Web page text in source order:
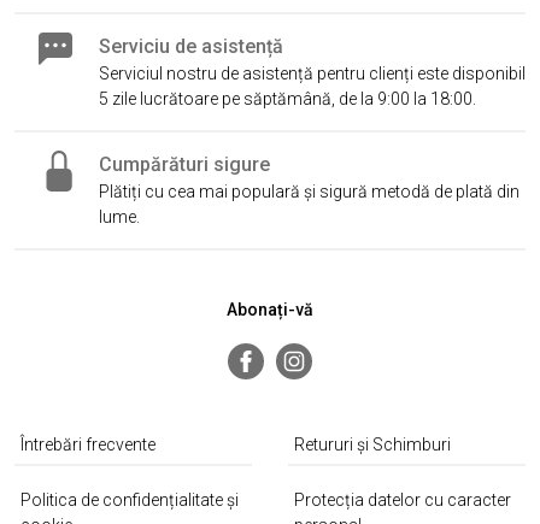
Întrebări frecvente Retururi și Schimburi
Politica de confidențialitate și
Protecția datelor cu caracter
Abonați-vă
Serviciu de asistență
Serviciul nostru de asistență pentru clienți este disponibil
5 zile lucrătoare pe săptămână, de la 9:00 la 18:00.
Cumpărături sigure
Plătiți cu cea mai populară și sigură metodă de plată din
lume.